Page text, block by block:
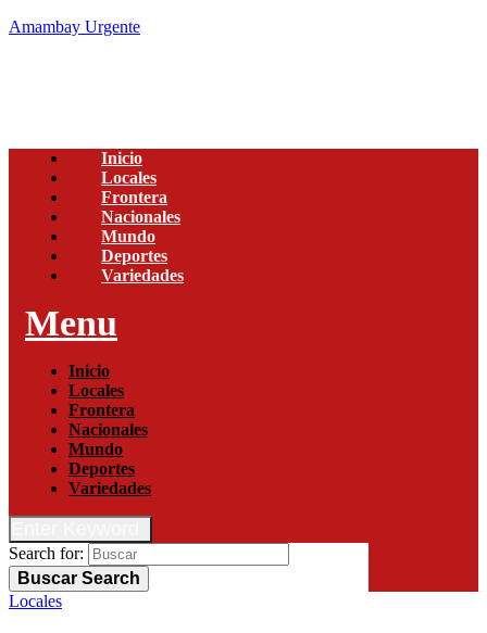
Amambay Urgente
Inicio
Locales
Frontera
Nacionales
Mundo
Deportes
Variedades
Menu
Inicio
Locales
Frontera
Nacionales
Mundo
Deportes
Variedades
Search for:
Buscar Search
Locales